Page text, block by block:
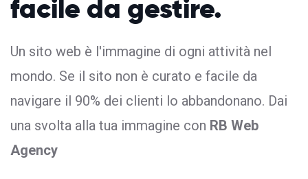
facile da gestire.
Un sito web è l'immagine di ogni attività nel
mondo. Se il sito non è curato e facile da
navigare il 90% dei clienti lo abbandonano. Dai
una svolta alla tua immagine con RB Web
Agency